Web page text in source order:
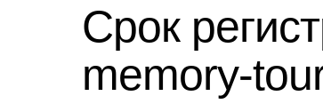
Срок
memory-